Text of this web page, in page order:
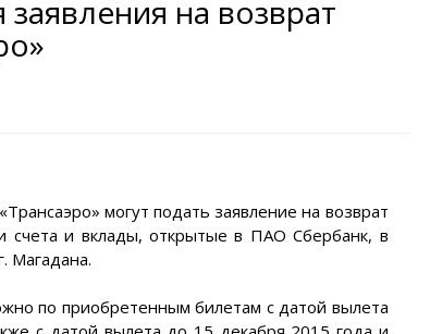
карта
Колыме
Кинохроника Магадана
школа
УМВД
на возврат
могут подать заявление на возврат
счета и вклады, открытые в ПАО Сбербанк, в
Магадана.
по приобретенным билетам с датой вылета